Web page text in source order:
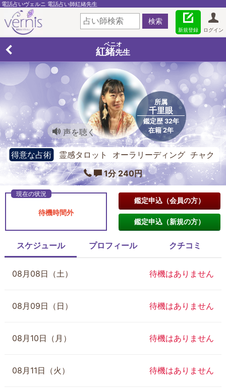
電話占いヴェルニ 電話占い師紅緒先生
ログイン
新規登録
ベニオ
紅緒先生
所属
千里眼
鑑定歴 32年
在籍 2年
声を聴く
得意な占術
霊感タロット オーラリーディング チャク
ラ
1分 240円
待機時間外
鑑定申込（会員の方）
鑑定申込（新規の方）
スケジュール プロフィール クチコミ
08月08日（土） 待機はありません
08月09日（日） 待機はありません
08月10日（月） 待機はありません
08月11日（火） 待機はありません